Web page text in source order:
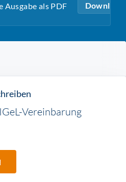
Ausgabe als PDF
Vereinbarung